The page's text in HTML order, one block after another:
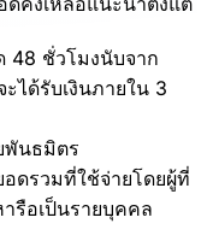
48 ชั่วโมงนับจาก
ได้รับเงินภายใน 3
พันธมิตร
อดรวมที่ใช้จ่ายโดยผู้ที่
รือเป็นรายบุคคล